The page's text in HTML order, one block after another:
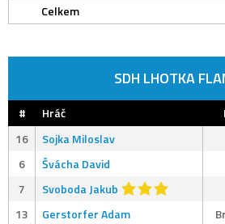
Celkem
SDH LHOTKA
# Hráč
16
Sojka Miloslav
6
Švácha David
7
Svoboda Jakub
13
Gerstorfer Adam